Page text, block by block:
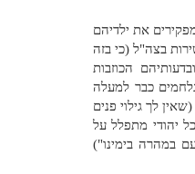
את ילדיהם
בצה"ל (כי בזה
הכוזבות
כבר למעלה
לך גילוי פנים
יהודי מתפלל על
במהרה בימינו")